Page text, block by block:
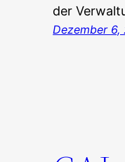
der
Dezember 6,